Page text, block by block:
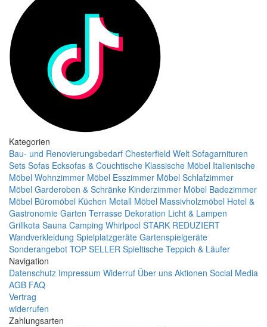
Kategorien
Bau- und Renovierungsbedarf Chesterfield Welt Sofagarnituren
Sets Sofas Ecksofas & Couchtische Klassische Möbel Italienische
Möbel Wohnzimmer Möbel Esszimmer Möbel Schlafzimmer
Möbel Garderoben & Schränke Kinderzimmer Möbel Badezimmer
Möbel Büromöbel Küchen Metall Möbel Massivholzmöbel Hotel &
Gastronomie Garten Terrasse Dekoration Licht & Lampen
Grillkota Sauna Camping Whirlpool STARK REDUZIERT
Wandverkleidung Spielplatzgeräte Gartenspielgeräte
Sonderangebot TOP SELLER Spieltische Teppich & Läufer
Navigation
Datenschutz Impressum Widerruf Über uns Aktionen Social Media
AGB FAQ
Vertrag
widerrufen
Zahlungsarten